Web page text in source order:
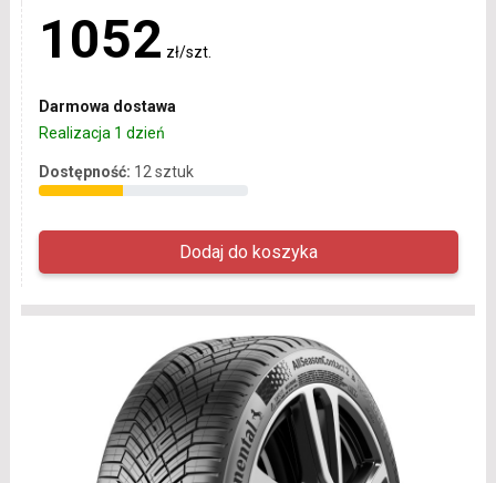
1052 zł/szt.
Darmowa dostawa
Realizacja 1 dzień
Dostępność: 12 sztuk